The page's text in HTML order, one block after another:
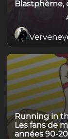
Blastphème,
Running in
Les fans de
années 90-